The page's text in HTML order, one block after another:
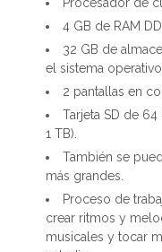
4 GB de RAM
32 GB de
el sistema
2 pantallas en
Tarjeta SD de
1 TB).
También se
más grandes.
Proceso de
crear ritmos y
musicales y tocar